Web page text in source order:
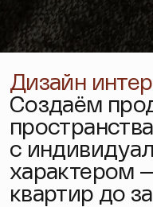
Дизайн
Создаём
пространства
с
характером
квартир до